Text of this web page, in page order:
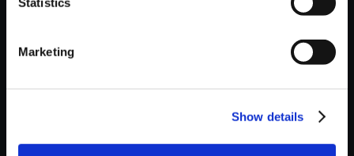
Marketing
Show details
BIOHAZARD RE:3
ザード RE:2 ...
BIOHAZARD RE:3